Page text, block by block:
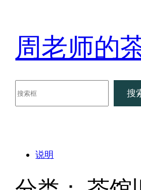
周老师的
搜
说明